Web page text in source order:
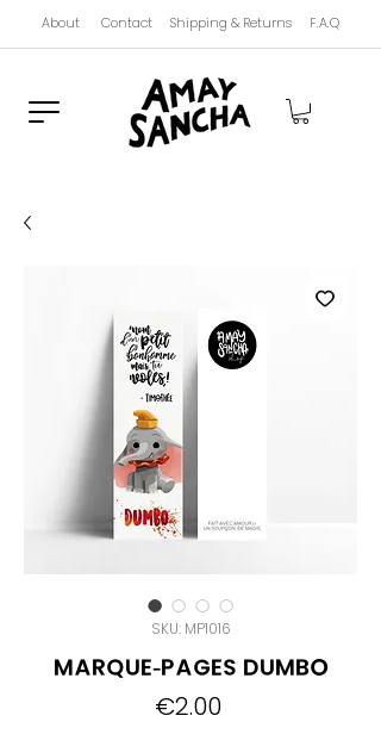
About Contact Shipping & Returns F.A.Q
SKU: MP1016
Marque-pages Dumbo
€2.00Price